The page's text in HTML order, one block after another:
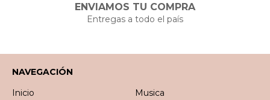
ENVIAMOS TU COMPRA
Entregas a todo el país
NAVEGACIÓN
Inicio
Musica